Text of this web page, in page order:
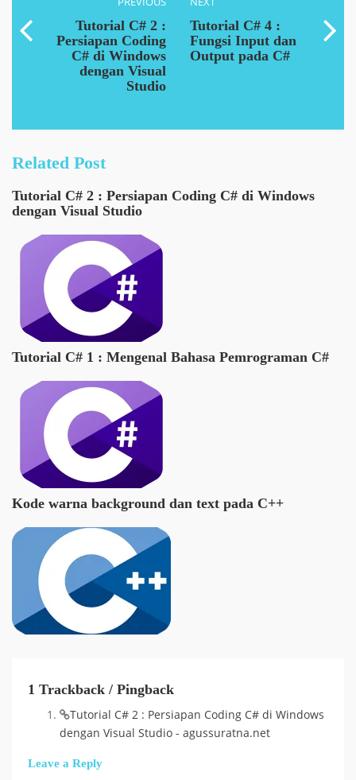
Tutorial C# 2 :
Persiapan Coding
C# di Windows
dengan Visual
Studio
Tutorial C# 4 :
Fungsi Input dan
Output pada C#
Related Post
Tutorial C# 2 : Persiapan Coding C# di Windows
dengan Visual Studio
Tutorial C# 1 : Mengenal Bahasa Pemrograman C#
Kode warna background dan text pada C++
1 Trackback / Pingback
Tutorial C# 2 : Persiapan Coding C# di Windows
dengan Visual Studio - agussuratna.net
Leave a Reply